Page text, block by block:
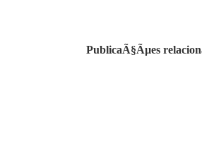
PublicaÃ§Ãµes